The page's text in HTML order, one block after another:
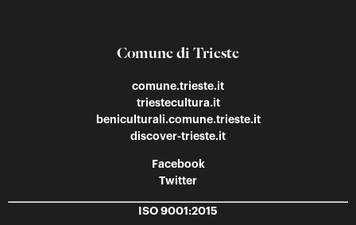
Comune di Trieste
comune.trieste.it
triestecultura.it
beniculturali.comune.trieste.it
discover-trieste.it
Facebook
Twitter
ISO 9001:2015